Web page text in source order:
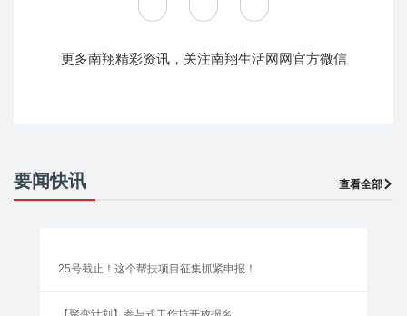
更多南翔精彩资讯，关注南翔生活网网官方微信
要闻快讯 查看全部
25号截止！这个帮扶项目征集抓紧申报！